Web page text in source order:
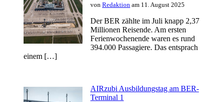
von Redaktion am 11. August 2025
Der BER zählte im Juli knapp 2,37
Millionen Reisende. Am ersten
Ferienwochenende waren es rund
394.000 Passagiere. Das entsprach
einem […]
AIRzubi Ausbildungstag am BER-
Terminal 1